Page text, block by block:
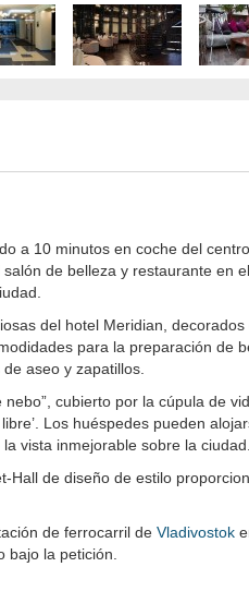
a 10 minutos en coche del
de belleza y restaurante en
del hotel Meridian,
para la preparación de
aseo y zapatillos.
nebo”, cubierto por la cúpula de
Los huéspedes pueden
vista inmejorable sobre la ciudad.
Hall de diseño de estilo
de ferrocarril de Vladivostok
bajo la petición.